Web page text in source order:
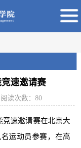
速邀请赛
阅读次数： 80
竞速邀请赛在北京大
运动员参赛，在高